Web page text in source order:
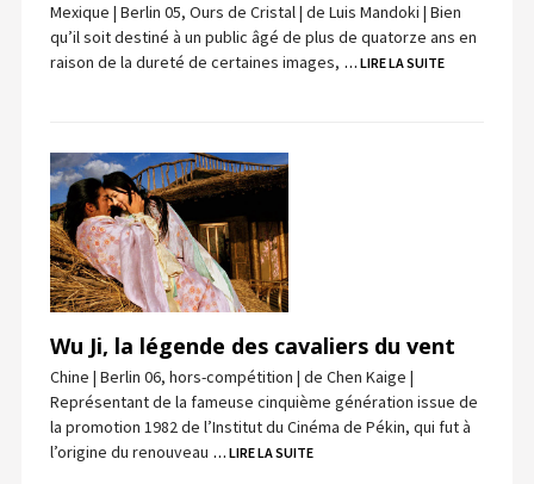
Mexique | Berlin 05, Ours de Cristal | de Luis Mandoki | Bien
qu’il soit destiné à un public âgé de plus de quatorze ans en
raison de la dureté de certaines images, … LIRE LA SUITE
Wu Ji, la légende des cavaliers du vent
Chine | Berlin 06, hors-compétition | de Chen Kaige |
Représentant de la fameuse cinquième génération issue de
la promotion 1982 de l’Institut du Cinéma de Pékin, qui fut à
l’origine du renouveau … LIRE LA SUITE